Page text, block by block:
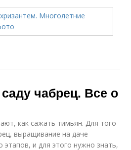
чабрец. Все о
как сажать тимьян. Для того
выращивание на даче
этапов, и для этого нужно знать,